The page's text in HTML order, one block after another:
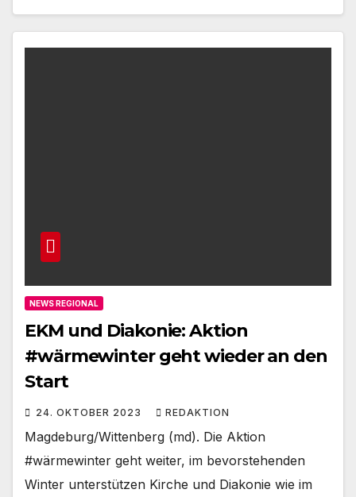
NEWS REGIONAL
EKM und Diakonie: Aktion
#wärmewinter geht wieder an den
Start
24. OKTOBER 2023 REDAKTION
Magdeburg/Wittenberg (md). Die Aktion
#wärmewinter geht weiter, im bevorstehenden
Winter unterstützen Kirche und Diakonie wie im